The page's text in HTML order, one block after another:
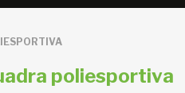
poliesportiva